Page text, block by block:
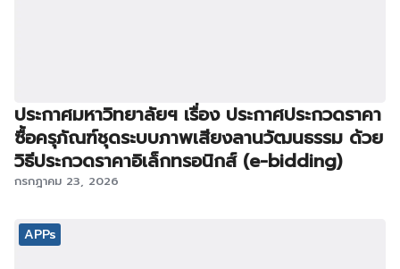
ประกาศมหาวิทยาลัยฯ เรื่อง ประกาศประกวดราคา
ซื้อครุภัณฑ์ชุดระบบภาพเสียงลานวัฒนธรรม ด้วย
วิธีประกวดราคาอิเล็กทรอนิกส์ (e-bidding)
กรกฎาคม 23, 2026
APPs